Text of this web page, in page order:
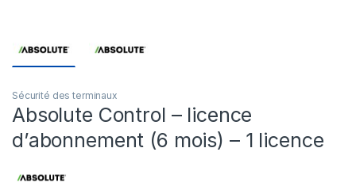
Sécurité des terminaux
Absolute Control – licence
d’abonnement (6 mois) – 1 licence